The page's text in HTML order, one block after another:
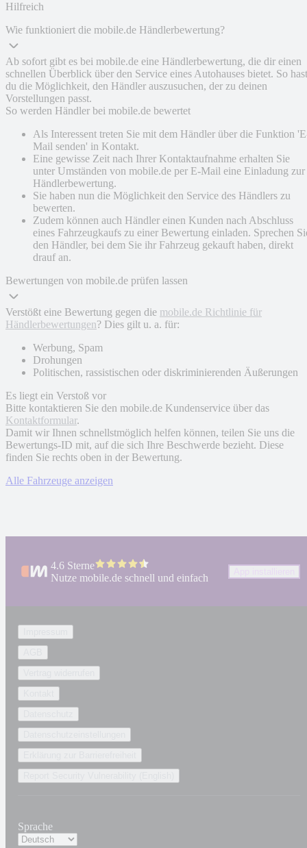
Hilfreich
Wie funktioniert die mobile.de Händlerbewertung?
Ab sofort gibt es bei mobile.de eine Händlerbewertung, die dir einen
schnellen Überblick über den Service eines Autohauses bietet. So hast
du die Möglichkeit, den Händler auszusuchen, der zu deinen
Vorstellungen passt.
So werden Händler bei mobile.de bewertet
Als Interessent treten Sie mit dem Händler über die Funktion
Mail senden' in Kontakt.
Eine gewisse Zeit nach Ihrer Kontaktaufnahme erhalten Sie
unter Umständen von mobile.de per E-Mail eine Einladung zur
Händlerbewertung.
Sie haben nun die Möglichkeit den Service des Händlers zu
bewerten.
Zudem können auch Händler einen Kunden nach Abschluss
eines Fahrzeugkaufs zu einer Bewertung einladen. Sprechen
den Händler, bei dem Sie ihr Fahrzeug gekauft haben, direkt
drauf an.
Bewertungen von mobile.de prüfen lassen
Verstößt eine Bewertung gegen die mobile.de Richtlinie für
Händlerbewertungen? Dies gilt u. a. für:
Werbung, Spam
Drohungen
Politischen, rassistischen oder diskriminierenden Äußerungen
Es liegt ein Verstoß vor
Bitte kontaktieren Sie den mobile.de Kundenservice über das
Kontaktformular.
Damit wir Ihnen schnellstmöglich helfen können, teilen Sie uns die
Bewertungs-ID mit, auf die sich Ihre Beschwerde bezieht. Diese
finden Sie rechts oben in der Bewertung.
Alle Fahrzeuge anzeigen
4.6 Sterne
Nutze mobile.de schnell und einfach
Sprache